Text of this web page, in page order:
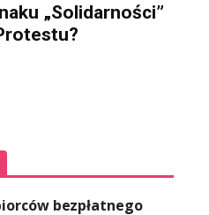
„Solidarności”
bezpłatnego